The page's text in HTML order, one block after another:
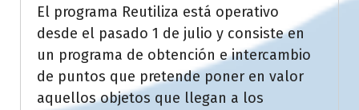
El programa Reutiliza está operativo
desde el pasado 1 de julio y consiste en
un programa de obtención e intercambio
de puntos que pretende poner en valor
aquellos objetos que llegan a los